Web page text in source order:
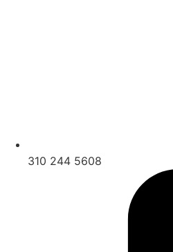
310 244 5608